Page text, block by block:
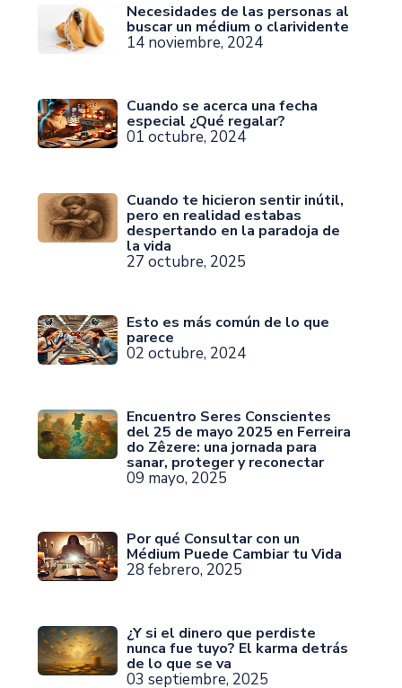
Necesidades de las personas al
buscar un médium o clarividente
14 noviembre, 2024
Cuando se acerca una fecha
especial ¿Qué regalar?
01 octubre, 2024
Cuando te hicieron sentir inútil,
pero en realidad estabas
despertando en la paradoja de
la vida
27 octubre, 2025
Esto es más común de lo que
parece
02 octubre, 2024
Encuentro Seres Conscientes
del 25 de mayo 2025 en Ferreira
do Zêzere: una jornada para
sanar, proteger y reconectar
09 mayo, 2025
Por qué Consultar con un
Médium Puede Cambiar tu Vida
28 febrero, 2025
¿Y si el dinero que perdiste
nunca fue tuyo? El karma detrás
de lo que se va
03 septiembre, 2025